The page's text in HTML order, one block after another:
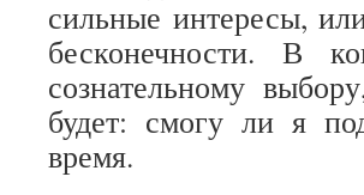
сильные интересы,
бесконечности. В
сознательному
будет: смогу ли я
время.